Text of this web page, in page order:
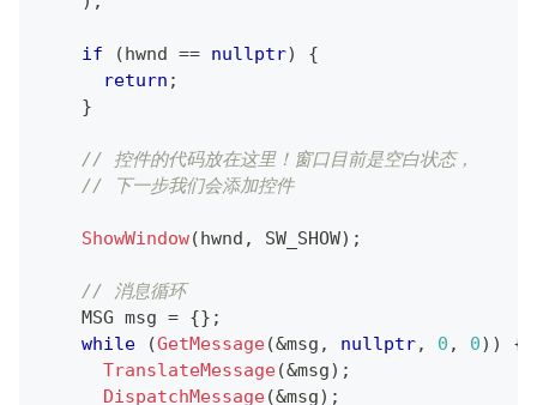
if (hwnd == nullptr)
{
return ;
}
// 控件的代码放在这里！窗口目前是空白状态，
// 下一步我们会添加控件
ShowWindow(hwnd , SW_SHOW) ;
// 消息循环
    MSG msg
= {} ;
while
(GetMessage(&msg , nullptr, 0 , 0) )
{
TranslateMessage(&msg) ;
DispatchMessage(&msg) ;